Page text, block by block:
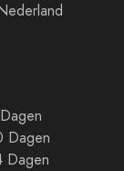
Dagen
Dagen